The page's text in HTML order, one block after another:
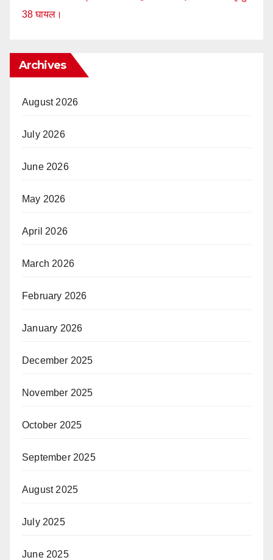
38 घायल।
Archives
August 2026
July 2026
June 2026
May 2026
April 2026
March 2026
February 2026
January 2026
December 2025
November 2025
October 2025
September 2025
August 2025
July 2025
June 2025